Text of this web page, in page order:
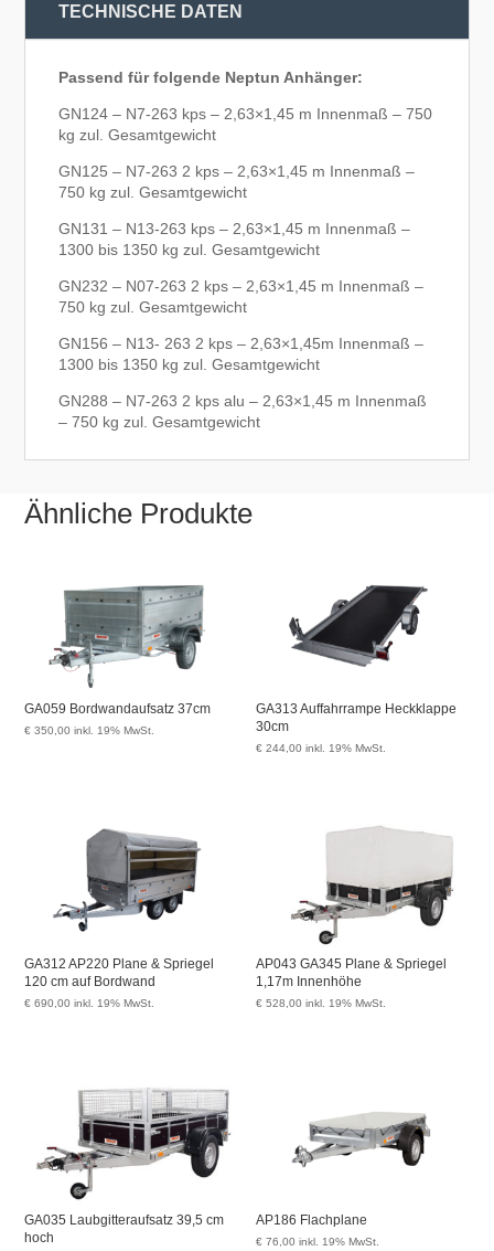
TECHNISCHE DATEN
Passend für folgende Neptun Anhänger:
GN124 – N7-263 kps – 2,63×1,45 m Innenmaß – 750
kg zul. Gesamtgewicht
GN125 – N7-263 2 kps – 2,63×1,45 m Innenmaß –
750 kg zul. Gesamtgewicht
GN131 – N13-263 kps – 2,63×1,45 m Innenmaß –
1300 bis 1350 kg zul. Gesamtgewicht
GN232 – N07-263 2 kps – 2,63×1,45 m Innenmaß –
750 kg zul. Gesamtgewicht
GN156 – N13- 263 2 kps – 2,63×1,45m Innenmaß –
1300 bis 1350 kg zul. Gesamtgewicht
GN288 – N7-263 2 kps alu – 2,63×1,45 m Innenmaß
– 750 kg zul. Gesamtgewicht
Ähnliche Produkte
GA059 Bordwandaufsatz 37cm
€ 350,00 inkl. 19% MwSt.
GA313 Auffahrrampe Heckklappe
30cm
€ 244,00 inkl. 19% MwSt.
GA312 AP220 Plane & Spriegel
120 cm auf Bordwand
€ 690,00 inkl. 19% MwSt.
AP043 GA345 Plane & Spriegel
1,17m Innenhöhe
€ 528,00 inkl. 19% MwSt.
GA035 Laubgitteraufsatz 39,5 cm
hoch
AP186 Flachplane
€ 76,00 inkl. 19% MwSt.